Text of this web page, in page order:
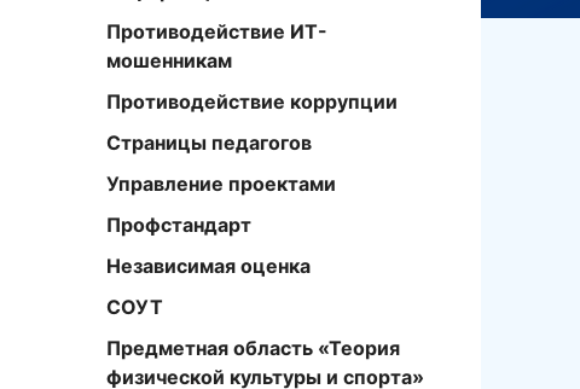
Противодействие ИТ-
мошенникам
Противодействие коррупции
Страницы педагогов
Управление проектами
Профстандарт
Независимая оценка
СОУТ
Предметная область «Теория
физической культуры и спорта»